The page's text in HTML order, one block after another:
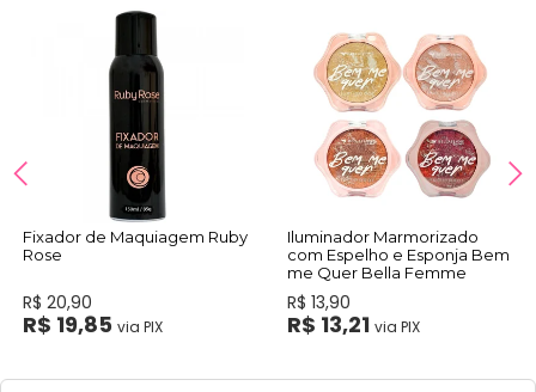
Fixador de Maquiagem Ruby
Rose
R$ 20,90
R$ 19,85 via PIX
Iluminador Marmorizado
com Espelho e Esponja Bem
me Quer Bella Femme
R$ 13,90
R$ 13,21 via PIX